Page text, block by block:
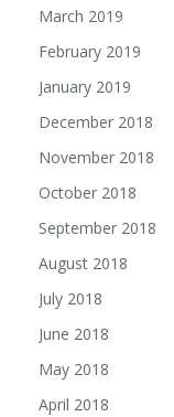
March 2019
February 2019
January 2019
December 2018
November 2018
October 2018
September 2018
August 2018
July 2018
June 2018
May 2018
April 2018